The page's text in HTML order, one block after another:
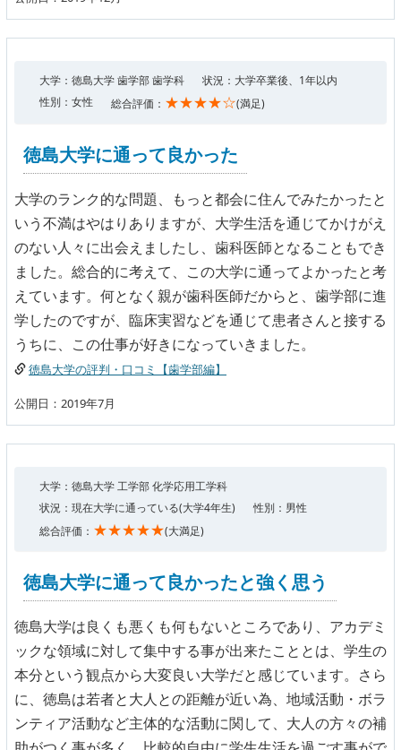
大学：徳島大学 歯学部 歯学科
状況：大学卒業後、1年以内
性別：女性
総合評価： ★★★★☆(満足)
徳島大学に通って良かった
大学のランク的な問題、もっと都会に住んでみたかったと
いう不満はやはりありますが、大学生活を通じてかけがえ
のない人々に出会えましたし、歯科医師となることもでき
ました。総合的に考えて、この大学に通ってよかったと考
えています。何となく親が歯科医師だからと、歯学部に進
学したのですが、臨床実習などを通じて患者さんと接する
うちに、この仕事が好きになっていきました。
徳島大学の評判・口コミ【歯学部編】
公開日：2019年7月
大学：徳島大学 工学部 化学応用工学科
状況：現在大学に通っている(大学4年生)
性別：男性
総合評価： ★★★★★(大満足)
徳島大学に通って良かったと強く思う
徳島大学は良くも悪くも何もないところであり、アカデミ
ックな領域に対して集中する事が出来たこととは、学生の
本分という観点から大変良い大学だと感じています。さら
に、徳島は若者と大人との距離が近い為、地域活動・ボラ
ンティア活動など主体的な活動に関して、大人の方々の補